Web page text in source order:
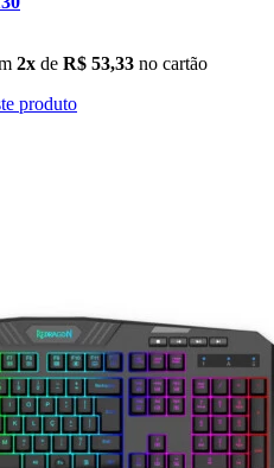
2x de R$ 53,33 no cartão
produto